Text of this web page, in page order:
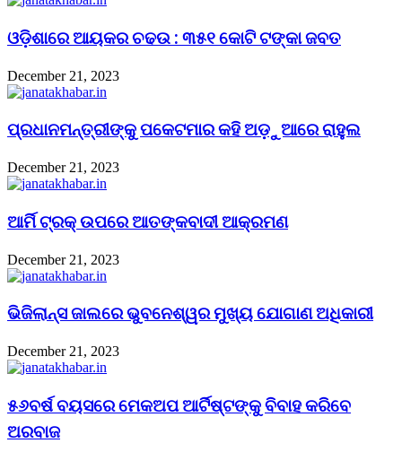
ଓଡ଼ିଶାରେ ଆୟକର ଚଢଉ : ୩୫୧ କୋଟି ଟଙ୍କା ଜବତ
December 21, 2023
ପ୍ରଧାନମନ୍ତ୍ରୀଙ୍କୁ ପକେଟମାର କହି ଅଡ଼ୁଆରେ ରାହୁଲ
December 21, 2023
ଆର୍ମି ଟ୍ରକ୍ ଉପରେ ଆତଙ୍କବାଦୀ ଆକ୍ରମଣ
December 21, 2023
ଭିଜିଲାନ୍ସ ଜାଲରେ ଭୁବନେଶ୍ୱର ମୁଖ୍ୟ ଯୋଗାଣ ଅଧିକାରୀ
December 21, 2023
୫୬ବର୍ଷ ବୟସରେ ମେକଅପ ଆର୍ଟିଷ୍ଟଙ୍କୁ ବିବାହ କରିବେ
ଅରବାଜ